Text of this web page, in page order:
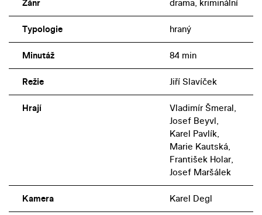
Žánr drama, kriminální
Typologie hraný
Minutáž 84 min
Režie Jiří Slavíček
Hrají
Vladimír Šmeral,
Josef Beyvl,
Karel Pavlík,
Marie Kautská,
František Holar,
Josef Maršálek
Kamera Karel Degl